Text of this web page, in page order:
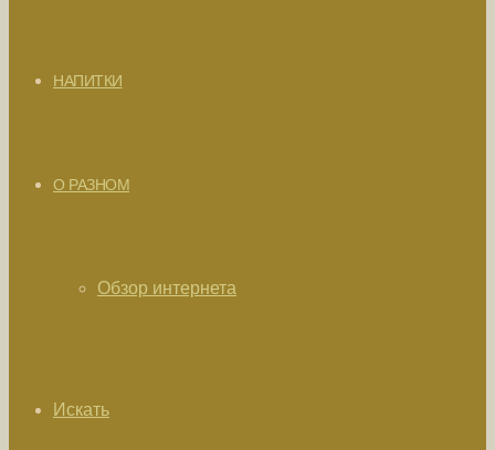
НАПИТКИ
О РАЗНОМ
Обзор интернета
Искать